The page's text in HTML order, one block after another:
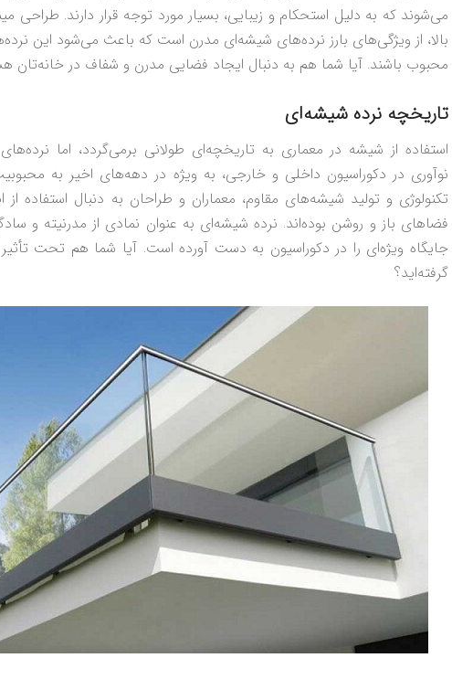
می‌شوند که به دلیل استحکام و زیبایی، بسیار مورد توجه قرار دارند. طراحی
بالا، از ویژگی‌های بارز نرده‌های شیشه‌ای مدرن است که باعث می‌شود این
محبوب باشند. آیا شما هم به دنبال ایجاد فضایی مدرن و شفاف در خانه‌تان
تاریخچه نرده شیشه‌ای
استفاده از شیشه در معماری به تاریخچه‌ای طولانی برمی‌گردد، اما
نوآوری در دکوراسیون داخلی و خارجی، به ویژه در دهه‌های اخیر به
تکنولوژی و تولید شیشه‌های مقاوم، معماران و طراحان به دنبال استفاده از
فضاهای باز و روشن بوده‌اند. نرده شیشه‌ای به عنوان نمادی از مدرنیته و
جایگاه ویژه‌ای را در دکوراسیون به دست آورده است. آیا شما هم تحت تأثیر
گرفته‌اید؟